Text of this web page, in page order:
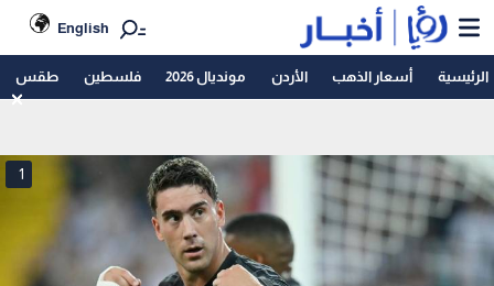
English
الرئيسية أسعار الذهب الأردن مونديال 2026 فلسطين طقس
1